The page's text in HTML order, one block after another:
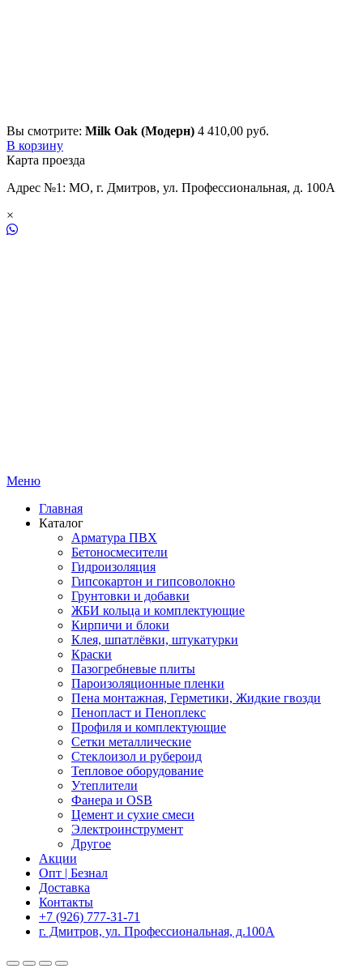
Вы смотрите: Milk Oak (Модерн) 4 410,00 руб.
В корзину
Карта проезда
Адрес №1: МО, г. Дмитров, ул. Профессиональная, д. 100А
×
Меню
Главная
Каталог
Арматура ПВХ
Бетоносмесители
Гидроизоляция
Гипсокартон и гипсоволокно
Грунтовки и добавки
ЖБИ кольца и комплектующие
Кирпичи и блоки
Клея, шпатлёвки, штукатурки
Краски
Пазогребневые плиты
Пароизоляционные пленки
Пена монтажная, Герметики, Жидкие гвозди
Пенопласт и Пеноплекс
Профиля и комплектующие
Сетки металлические
Стеклоизол и рубероид
Тепловое оборудование
Утеплители
Фанера и OSB
Цемент и сухие смеси
Электроинструмент
Другое
Акции
Опт | Безнал
Доставка
Контакты
+7 (926) 777-31-71
г. Дмитров, ул. Профессиональная, д.100А